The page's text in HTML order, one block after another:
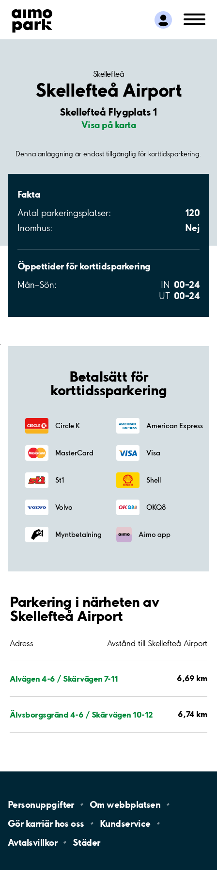
Hitta parkering
Samarbete
Kundservice
Skellefteå
Skellefteå Airport
Skellefteå Flygplats 1
Visa på karta
Denna anläggning är endast tillgänglig för korttidsparkering.
Fakta
Antal parkeringsplatser: 120
Inomhus: Nej
Öppettider för korttidsparkering
Mån–Sön: IN 00–24
UT 00–24
;
Betalsätt för
korttidssparkering
Circle K American Express
MasterCard Visa
St1 Shell
Volvo OKQ8
Myntbetalning Aimo app
Parkering i närheten av
Skellefteå Airport
Adress Avstånd till Skellefteå Airport
Alvägen 4-6 / Skärvägen 7-11 6,69 km
Älvsborgsgränd 4-6 / Skärvägen 10-12 6,74 km
Personuppgifter Omwebbplatsen
Gör karriär hososs
Kundservice
Avtalsvillkor
Städer